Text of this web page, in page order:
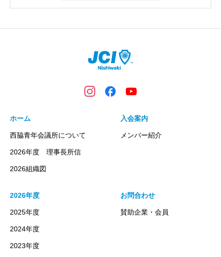
ホーム
西脇青年会議所について
2026年度 理事長所信
2026組織図
入会案内
メンバー紹介
2026年度
2025年度
2024年度
2023年度
お問合わせ
賛助企業・会員